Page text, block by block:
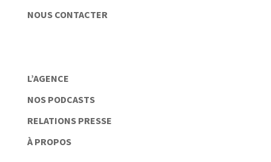
NOUS CONTACTER
L’AGENCE
NOS PODCASTS
RELATIONS PRESSE
À PROPOS